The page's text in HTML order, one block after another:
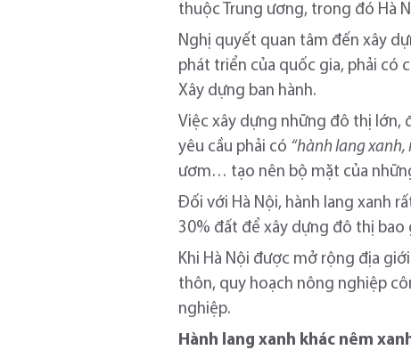
thuộc Trung ương, trong đó Hà
Nghị quyết quan tâm đến xây
phát triển của quốc gia, phải có
Xây dựng ban hành.
Việc xây dựng những đô thị lớn,
yêu cầu phải có “hành lang xanh,
ươm… tạo nên bộ mặt của
Đối với Hà Nội, hành lang xanh
30% đất để xây dựng đô thị
Khi Hà Nội được mở rộng địa
thôn, quy hoạch nông nghiệp
nghiệp.
Hành lang xanh khác nêm